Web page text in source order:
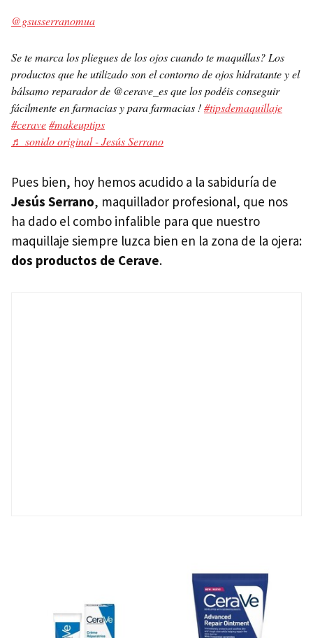
@gsusserranomua
Se te marca los pliegues de los ojos cuando te maquillas? Los
productos que he utilizado son el contorno de ojos hidratante y el
bálsamo reparador de @cerave_es que los podéis conseguir
fácilmente en farmacias y para farmacias !#tipsdemaquillaje
#cerave#makeuptips
♬ sonido original - Jesús Serrano
Pues bien, hoy hemos acudido a la sabiduría de
Jesús Serrano, maquillador profesional, que nos
ha dado el combo infalible para que nuestro
maquillaje siempre luzca bien en la zona de la ojera:
dos productos de Cerave.